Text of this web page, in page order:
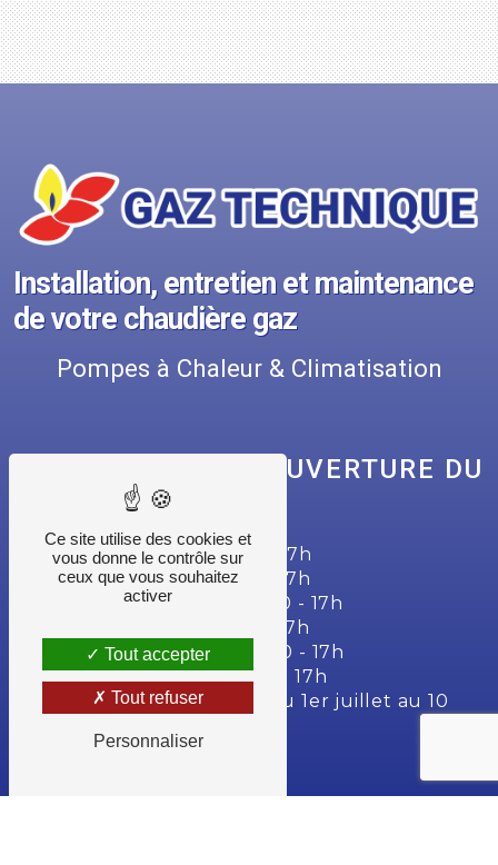
Installation, entretien et maintenance
de votre chaudière gaz
Pompes à Chaleur & Climatisation
NOS HORAIRES D'OUVERTURE DU
SECRÉTARIAT
Lundi : 7h30 - 12h | 13h30 - 17h
Mardi : 7h30 - 12h | 13h30 - 17h
Mercredi : 7h30 - 12h | 13h30 - 17h
Jeudi : 7h30 - 12h | 13h30 - 17h
Vendredi : 7h30 - 12h | 13h30 - 17h
Samedi : 7h30 - 12h | 13h30 - 17h
Dimanche : 14h - 16h (sauf du 1er juillet au 10
Ce site utilise des cookies et
vous donne le contrôle sur
ceux que vous souhaitez
activer
Tout accepter
Tout refuser
Personnaliser